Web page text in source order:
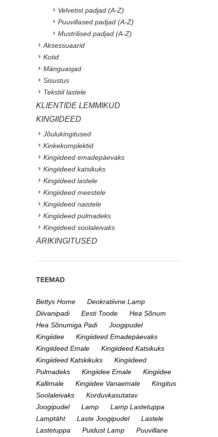
Velvetist padjad (A-Z)
Puuvillased padjad (A-Z)
Mustrilised padjad (A-Z)
Aksessuaarid
Kotid
Mänguasjad
Sisustus
Tekstiil lastele
KLIENTIDE LEMMIKUD
KINGIIDEED
Jõulukingitused
Kinkekomplektid
Kingiideed emadepäevaks
Kingiideed katsikuks
Kingiideed lastele
Kingiideed meestele
Kingiideed naistele
Kingiideed pulmadeks
Kingiideed soolaleivaks
ÄRIKINGITUSED
TEEMAD
Bettys Home
Deokratiivne Lamp
Diivanipadi
Eesti Toode
Hea Sõnum
Hea Sõnumiga Padi
Joogipudel
Kingiidee
Kingiideed Emadepäevaks
Kingiideed Emale
Kingiideed Katsikuks
Kingiideed Katskikuks
Kingiideed
Pulmadeks
Kingiidee Emale
Kingiidee
Kallimale
Kingiidee Vanaemale
Kingitus
Soolaleivaks
Korduvkasutatav
Joogipudel
Lamp
Lamp Lastetuppa
Lamptäht
Laste Joogipudel
Lastele
Lastetuppa
Puidust Lamp
Puuvillane